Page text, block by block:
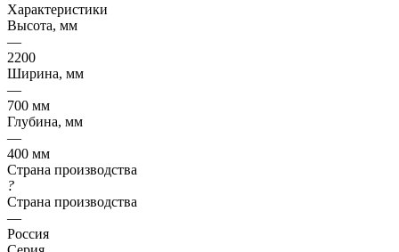
Характеристики
Высота, мм
—
2200
Ширина, мм
—
700 мм
Глубина, мм
—
400 мм
Страна производства
?
Страна производства
—
Россия